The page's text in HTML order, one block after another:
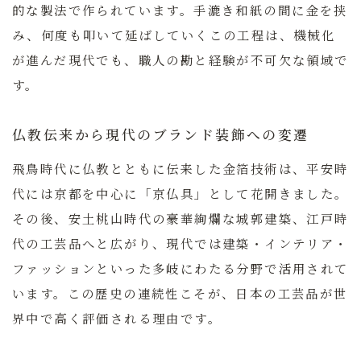
的な製法で作られています。手漉き和紙の間に金を挟
み、何度も叩いて延ばしていくこの工程は、機械化
が進んだ現代でも、職人の勘と経験が不可欠な領域で
す。
仏教伝来から現代のブランド装飾への変遷
飛鳥時代に仏教とともに伝来した金箔技術は、平安時
代には京都を中心に「京仏具」として花開きました。
その後、安土桃山時代の豪華絢爛な城郭建築、江戸時
代の工芸品へと広がり、現代では建築・インテリア・
ファッションといった多岐にわたる分野で活用されて
います。この歴史の連続性こそが、日本の工芸品が世
界中で高く評価される理由です。